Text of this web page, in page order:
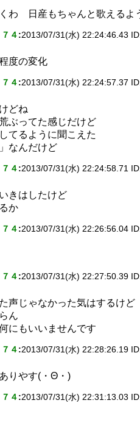
わ 日産もちゃんと歌えるよ
４:2013/07/31(水) 22:24:46.43
度の変化
４:2013/07/31(水) 22:24:57.37
どね
ぶってた感じだけど
てるように聞こえた
なんだけど
４:2013/07/31(水) 22:24:58.71
きはしたけど
か
４:2013/07/31(水) 22:26:56.04
４:2013/07/31(水) 22:27:50.39
声じゃなかった気はするけど
ん
にもいいませんです
４:2013/07/31(水) 22:28:26.19
りやす(・Θ・)
４:2013/07/31(水) 22:31:13.03